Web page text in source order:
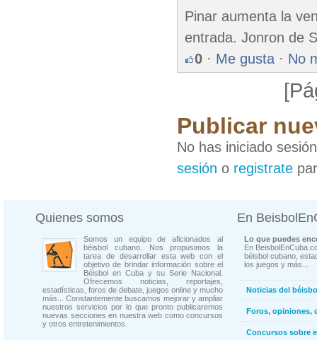
Pinar aumenta la
entrada. Jonron de
0 · Me gusta · No
Publicar
No has iniciado
sesión o registrate
Quienes somos
Somos un equipo de aficionados al
béisbol cubano. Nos propusimos la
tarea de desarrollar esta web con el
objetivo de brindar información sobre el
Béisbol en Cuba y su Serie Nacional.
Ofrecemos noticias, reportajes,
estadísticas, foros de debate, juegos online y mucho
más... Constantemente buscamos mejorar y ampliar
nuestros servicios por lo que pronto publicaremos
nuevas secciones en nuestra web como concursos
y otros entretenimientos.
En
Lo que puedes
En
béisbol cubano,
los juegos y más...
Noticias del
Foros, opiniones,
Concursos sobre